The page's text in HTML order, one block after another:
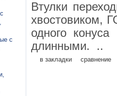
с
Втулки
хвостовиком,
одного
длинными. ..
в закладки сравнение